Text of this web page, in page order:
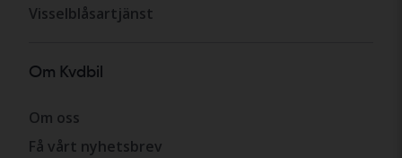
Visselblåsartjänst
Om Kvdbil
Om oss
Få vårt nyhetsbrev